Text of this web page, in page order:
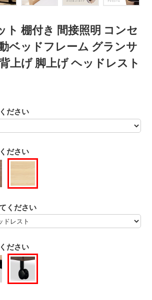
ト 棚付き 間接照明 コンセ
ベッドフレーム グランサ
上げ 脚上げ ヘッドレスト
ださい
ださい
ください
ださい